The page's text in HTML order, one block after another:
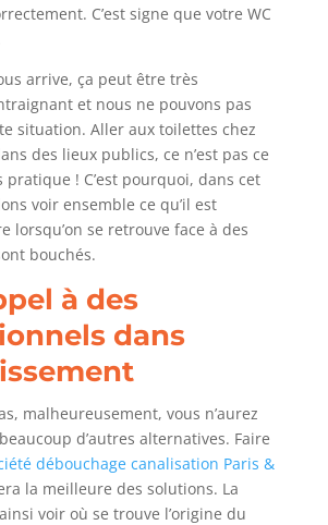
C’est signe que votre WC
arrive, ça peut être très
et nous ne pouvons pas
situation. Aller aux toilettes chez
des lieux publics, ce n’est pas ce
pratique ! C’est pourquoi, dans cet
voir ensemble ce qu’il est
lorsqu’on se retrouve face à des
bouchés.
à des
dans
malheureusement, vous n’aurez
d’autres alternatives. Faire
débouchage canalisation Paris &
la meilleure des solutions. La
voir où se trouve l’origine du